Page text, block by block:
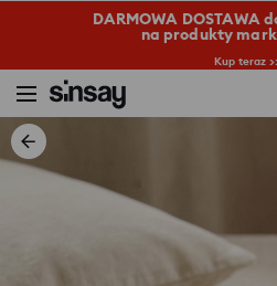
DARMOWA DOSTAWA
na produkty
Kup teraz